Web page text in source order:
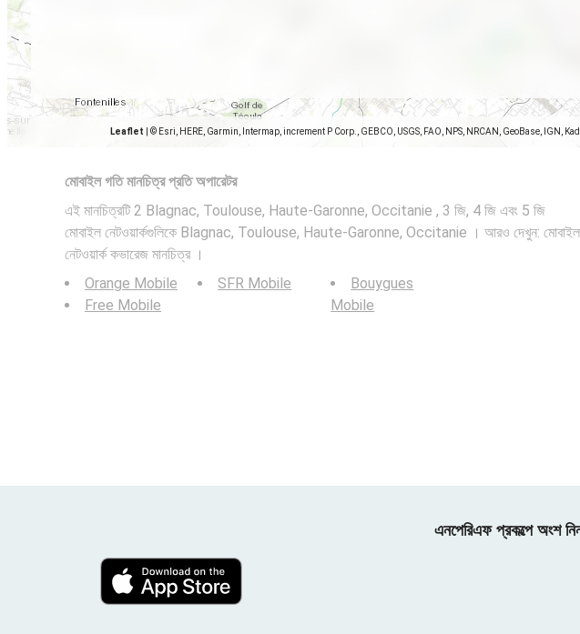
Leaflet © Esri, HERE, Garmin, Intermap, increment P Corp., GEBCO, USGS, FAO, NPS, NRCAN, GeoBase,
মোবাইল গতি মানচিত্র প্রতি অপারেটর
এই মানচিত্রটি 2 Blagnac, Toulouse, Haute-Garonne, Occitanie , 3 জি, 4 জি এবং 5 জি
মোবাইল নেটওয়ার্কগুলিকে Blagnac, Toulouse, Haute-Garonne, Occitanie । আরও দেখুন: মোবাইল
নেটওয়ার্ক কভারেজ মানচিত্র ।
Orange Mobile
Free Mobile
SFR Mobile
Bouygues
Mobile
এনপেরিএফ প্রকল্পে অংশ